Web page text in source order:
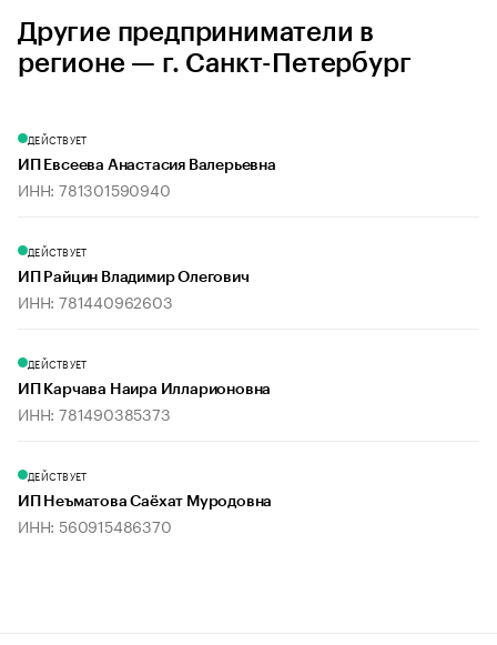
Другие предприниматели в
регионе — г. Санкт-Петербург
ДЕЙСТВУЕТ
ИП Евсеева Анастасия Валерьевна
ИНН: 781301590940
ДЕЙСТВУЕТ
ИП Райцин Владимир Олегович
ИНН: 781440962603
ДЕЙСТВУЕТ
ИП Карчава Наира Илларионовна
ИНН: 781490385373
ДЕЙСТВУЕТ
ИП Неъматова Саёхат Муродовна
ИНН: 560915486370